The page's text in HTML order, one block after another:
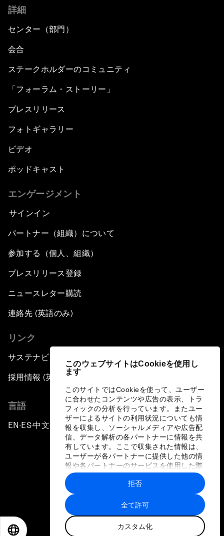
このウェブサイトはCookieを使用し
ます
このサイトではCookieを使って、ユーザー
に合わせたコンテンツや広告の表示、トラ
フィックの分析を行っています。またユー
ザーによるサイトの利用状況についても情
報を収集し、ソーシャルメディアや広告配
信、データ解析の各パートナーに情報を共
有しています。ここで収集された情報は、
ユーザーが各パートナーに提供した他の情
報や各パートナーのサービスを使用した際
に収集された情報と組み合わされ、各パー
トナーによって使用されることがありま
す。
全て許可
カスタム化
拒否
詳細
センター（部門）
会合
ステークホルダーのコミュニティ
「フォーラム・ストーリー」
プレスリリース
フォトギャラリー
ビデオ
ポッドキャスト
エンゲージメント
サインイン
パートナー（組織）について
参加する（個人、組織）
プレスリリース登録
ニュースレター購読
連絡先 (英語のみ)
リンク
サステナビリティへの取り組み
採用情報 (英語のみ)
言語
EN ▪ES▪中文▪ 日本語
プライバシーポリシーと利用規約
サイトマップ
©
世界経済フォーラム